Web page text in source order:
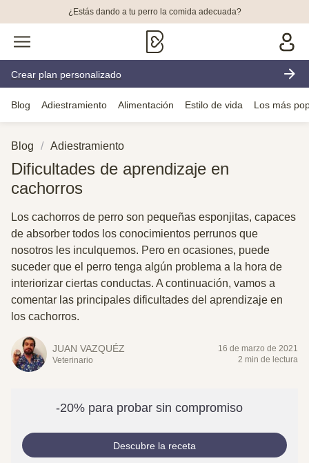
¿Estás dando a tu perro la comida adecuada?
Crear plan personalizado
Blog Adiestramiento Alimentación Estilo de vida Los más
Blog Adiestramiento
Dificultades de aprendizaje en
cachorros
Los cachorros de perro son pequeñas esponjitas, capaces
de absorber todos los conocimientos perrunos que
nosotros les inculquemos. Pero en ocasiones, puede
suceder que el perro tenga algún problema a la hora de
interiorizar ciertas conductas. A continuación, vamos a
comentar las principales dificultades del aprendizaje en
los cachorros.
JUAN VAZQUÉZ
Veterinario
16 de marzo de 2021
2 min de lectura
-20% para probar sin compromiso
Descubre la receta